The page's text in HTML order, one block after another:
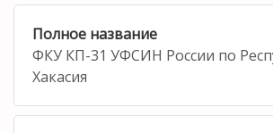
Полное название
ФКУ КП-31 УФСИН России по
Хакасия